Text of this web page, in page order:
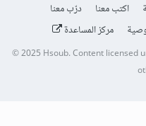
اكتب معنا
درّب معنا
مركز المساعدة
© 2025Hsoub.Content licensed